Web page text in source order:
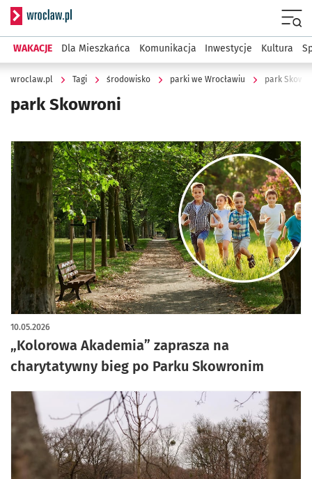
Serwis informacyjny wroclaw.pl
WAKACJE Dla Mieszkańca Komunikacja Inwestycje Kultura
wroclaw.pl Tagi środowisko parki we Wrocławiu park
park Skowroni
„Kolorowa Akademia” zaprasza na
charytatywny bieg po Parku Skowronim
10.05.2026